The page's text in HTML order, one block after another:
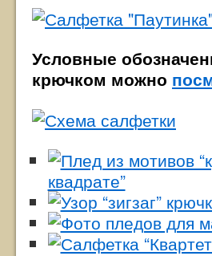
Условные
крючком можно
квадрате”